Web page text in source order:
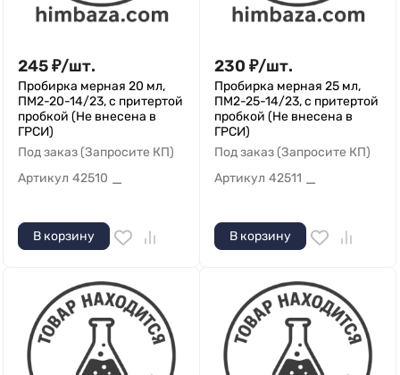
245₽/шт.
Пробирка мерная 20 мл,
ПМ2-20-14/23, с притертой
пробкой (Не внесена в
ГРСИ)
Под заказ (Запросите КП)
Артикул 42510 —
В корзину
230 ₽/шт.
Пробирка мерная 25 мл,
ПМ2-25-14/23, с притертой
пробкой (Не внесена в
ГРСИ)
Под заказ (Запросите КП)
Артикул 42511 —
В корзину